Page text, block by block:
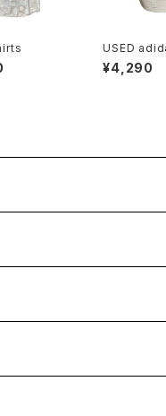
USED
¥4,290